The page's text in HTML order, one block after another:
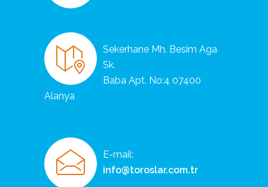
Sekerhane Mh. Besim Aga
Sk.
Baba Apt. No:4 07400
Alanya
E-mail:
info@toroslar.com.tr